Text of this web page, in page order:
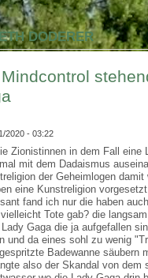
DODERER
2020 - 03:22
Zionistinnen in dem Fall eine
mit dem Dadaismus
der Geheimlogen damit
eine Kunstreligion
fand ich nur die haben
Tote gab? die
Lady Gaga die ja aufgefallen
und da eines sohl zu wenig
Badewanne säubern
also der Skandal von dem